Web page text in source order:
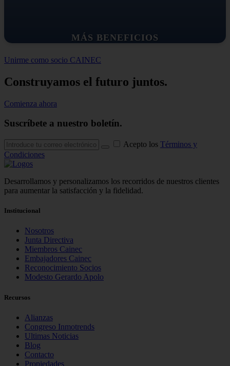
MÁS BENEFICIOS
Unirme como socio CAINEC
Construyamos el futuro juntos.
Comienza ahora
Suscríbete a nuestro boletín.
Acepto los Términos y
Condiciones
Desarrollamos y personalizamos los recorridos de nuestros clientes
para aumentar la satisfacción y la fidelidad.
Institucional
Nosotros
Junta Directiva
Miembros Cainec
Embajadores Cainec
Reconocimiento Socios
Modesto Gerardo Apolo
Recursos
Alianzas
Congreso Inmotrends
Ultimas Noticias
Blog
Contacto
Propiedades